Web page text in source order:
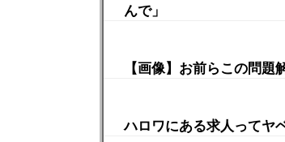
んで」
【画像】お前らこの問題
ハロワにある求人ってヤ